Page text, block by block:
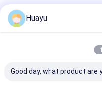
bể nước
Huayu
Good day, what product are